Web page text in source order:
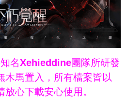
名Xehieddine團隊所研發
木馬置入，所有檔案皆以
心下載安心使用。